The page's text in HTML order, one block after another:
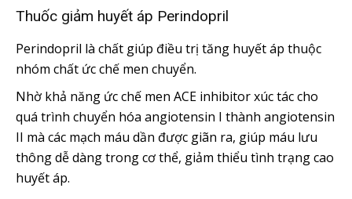
Thuốc giảm huyết áp Perindopril
Perindopril là chất giúp điều trị tăng huyết áp thuộc
nhóm chất ức chế men chuyển.
Nhờ khả năng ức chế men ACE inhibitor xúc tác cho
quá trình chuyển hóa angiotensin I thành angiotensin
II mà các mạch máu dần được giãn ra, giúp máu lưu
thông dễ dàng trong cơ thể, giảm thiểu tình trạng cao
huyết áp.